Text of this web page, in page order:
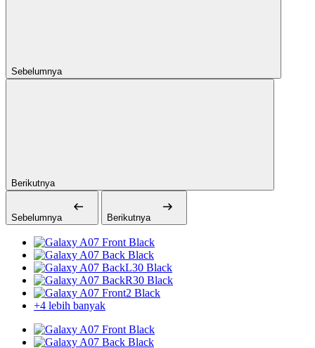
Sebelumnya
Berikutnya
Sebelumnya Berikutnya
+4 lebih banyak